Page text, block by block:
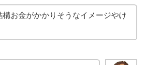
構お金がかかりそうなイメージやけ